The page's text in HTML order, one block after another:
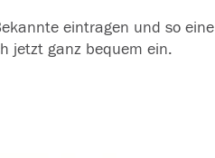
eintragen und so eine
jetzt ganz bequem ein.